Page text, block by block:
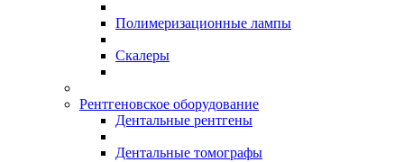
Полимеризационные лампы
Скалеры
Рентгеновское оборудование
Дентальные рентгены
Дентальные томографы